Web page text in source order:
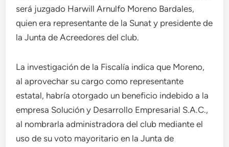
será juzgado Harwill Arnulfo Moreno Bardales,
quien era representante de la Sunat y presidente de
la Junta de Acreedores del club.
La investigación de la Fiscalía indica que Moreno,
al aprovechar su cargo como representante
estatal, habría otorgado un beneficio indebido a la
empresa Solución y Desarrollo Empresarial S.A.C.,
al nombrarla administradora del club mediante el
uso de su voto mayoritario en la Junta de